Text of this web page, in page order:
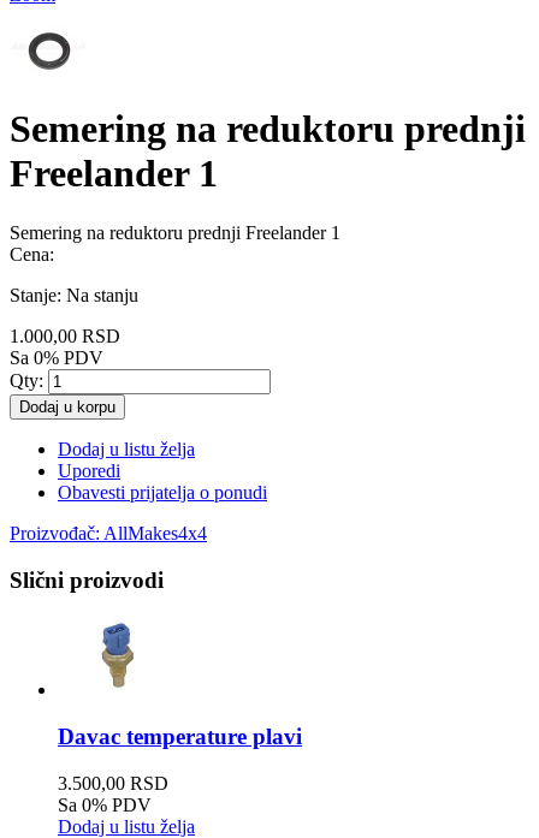
Semering na reduktoru prednji
Freelander 1
Semering na reduktoru prednji Freelander 1
Cena:
Stanje: Na stanju
1.000,00 RSD
Sa 0% PDV
Qty:
Dodaj u korpu
Dodaj u listu želja
Uporedi
Obavesti prijatelja o ponudi
Proizvođač: AllMakes4x4
Slični proizvodi
Davac temperature plavi
3.500,00 RSD
Sa 0% PDV
Dodaj u listu želja